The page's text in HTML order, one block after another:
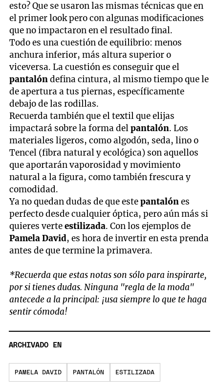
esto? Que se usaron las mismas técnicas que en
el primer look pero con algunas modificaciones
que no impactaron en el resultado final.
Todo es una cuestión de equilibrio: menos
anchura inferior, más altura superior o
viceversa. La cuestión es conseguir que el
pantalóndefina cintura, al mismo tiempo que le
de apertura a tus piernas, específicamente
debajo de las rodillas.
Recuerda también que el textil que elijas
impactará sobre la forma delpantalón. Los
materiales ligeros, como algodón, seda, lino o
Tencel (fibra natural y ecológica) son aquellos
que aportarán vaporosidad y movimiento
natural a la figura, como también frescura y
comodidad.
Ya no quedan dudas de que estepantalónes
perfecto desde cualquier óptica, pero aún más si
quieres verteestilizada. Con los ejemplos de
Pamela David, es hora de invertir en esta prenda
antes de que termine la primavera.
*Recuerda que estas notas son sólo para inspirarte,
por si tienes dudas. Ninguna "regla de la moda"
antecede a la principal: ¡usa siempre lo que te haga
sentir cómoda!
ARCHIVADO EN
PAMELA DAVID PANTALÓN ESTILIZADA